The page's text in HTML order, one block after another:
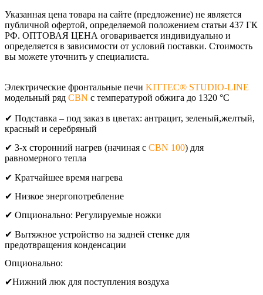
Указанная цена товара на сайте (предложение) не является
публичной офертой, определяемой положением статьи 437 ГК
РФ. ОПТОВАЯ ЦЕНА оговаривается индивидуально и
определяется в зависимости от условий поставки. Стоимость
вы можете уточнить у специалиста.
Электрические фронтальные печи KITTEC® STUDIO-LINE
модельный ряд CBN c температурой обжига до 1320 °C
✔ Подставка – под заказ в цветах: антрацит, зеленый,желтый,
красный и серебряный
✔ 3-х сторонний нагрев (начиная с CBN 100) для
равномерного тепла
✔ Кратчайшее время нагрева
✔ Низкое энергопотребление
✔ Опционально: Регулируемые ножки
✔ Вытяжное устройство на задней стенке для
предотвращения конденсации
Опционально:
✔Нижний люк для поступления воздуха